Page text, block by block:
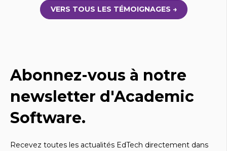
VERS TOUS LES TÉMOIGNAGES →
Abonnez-vous à notre
newsletter d'Academic
Software.
Recevez toutes les actualités EdTech directement dans